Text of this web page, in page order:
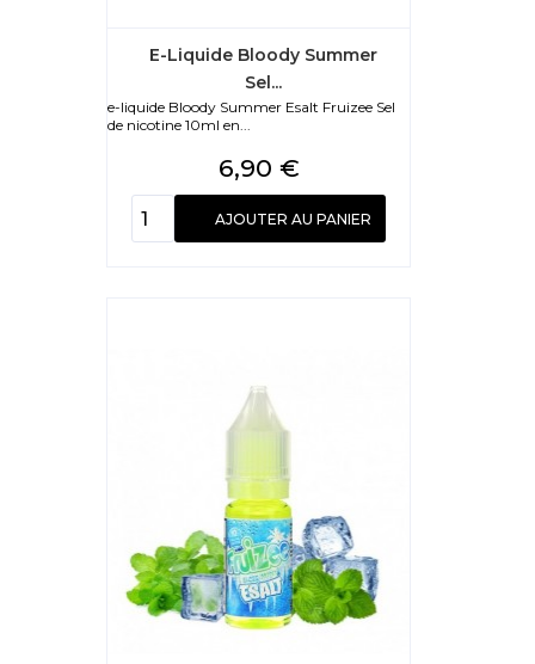
E-Liquide Bloody Summer
Sel...
e-liquide Bloody Summer Esalt Fruizee Sel
de nicotine 10ml en...
Prix
6,90 €
AJOUTER AU PANIER